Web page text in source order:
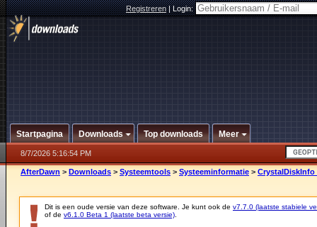
Registreren|Login:
Startpagina Downloads Top downloads Meer
8/7/2026 5:16:54 PM
AfterDawn > Downloads > Systeemtools > Systeeminformatie > CrystalDiskInfo
Dit is een oude versie van deze software. Je kunt ook de v7.7.0 (laatste stabiele
of de v6.1.0 Beta 1 (laatste beta versie)